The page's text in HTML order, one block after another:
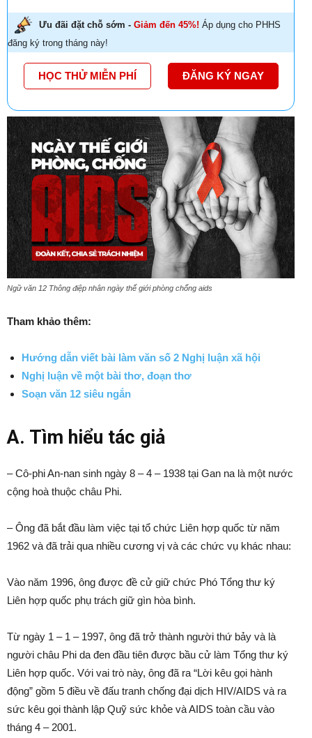
Ưu đãi đặt chỗ sớm - Giảm đến 45%! Áp dụng cho PHHS
đăng ký trong tháng này!
HỌC THỬ MIỄN PHÍ ĐĂNG KÝ NGAY
Ngữ văn 12 Thông điệp nhân ngày thế giới phòng chống aids
Tham khảo thêm:
Hướng dẫn viết bài làm văn số 2 Nghị luận xã hội
Nghị luận về một bài thơ, đoạn thơ
Soạn văn 12 siêu ngắn
A. Tìm hiểu tác giả
– Cô-phi An-nan sinh ngày 8 – 4 – 1938 tại Gan na là một nước
cộng hoà thuộc châu Phi.
– Ông đã bắt đầu làm việc tại tổ chức Liên hợp quốc từ năm
1962 và đã trải qua nhiều cương vị và các chức vụ khác nhau:
Vào năm 1996, ông được đề cử giữ chức Phó Tổng thư ký
Liên hợp quốc phụ trách giữ gìn hòa bình.
Từ ngày 1 – 1 – 1997, ông đã trở thành người thứ bảy và là
người châu Phi da đen đầu tiên được bầu cử làm Tổng thư ký
Liên hợp quốc. Với vai trò này, ông đã ra “Lời kêu gọi hành
động” gồm 5 điều về đấu tranh chống đại dịch HIV/AIDS và ra
sức kêu gọi thành lập Quỹ sức khỏe và AIDS toàn cầu vào
tháng 4 – 2001.